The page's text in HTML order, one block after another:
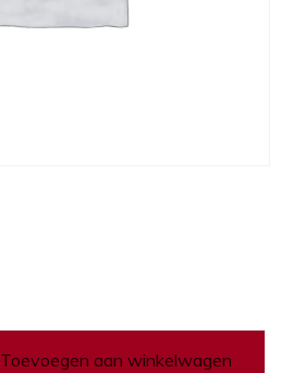
Toevoegen aan winkelwagen